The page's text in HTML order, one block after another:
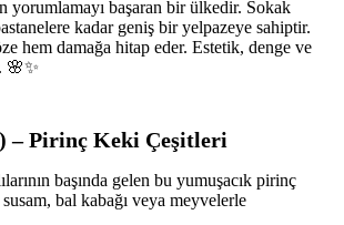
yorumlamayı başaran bir ülkedir. Sokak
kadar geniş bir yelpazeye sahiptir.
hem damağa hitap eder. Estetik, denge ve
🌸✨
) – Pirinç Keki Çeşitleri
başında gelen bu yumuşacık pirinç
bal kabağı veya meyvelerle